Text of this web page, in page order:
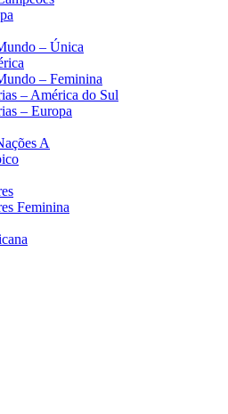
– Única
– Feminina
– América do Sul
– Europa
A
Feminina